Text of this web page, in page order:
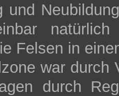
und
Felsen in
war durch
durch